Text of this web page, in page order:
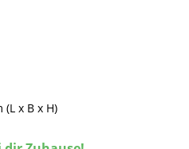
(L x B x H)